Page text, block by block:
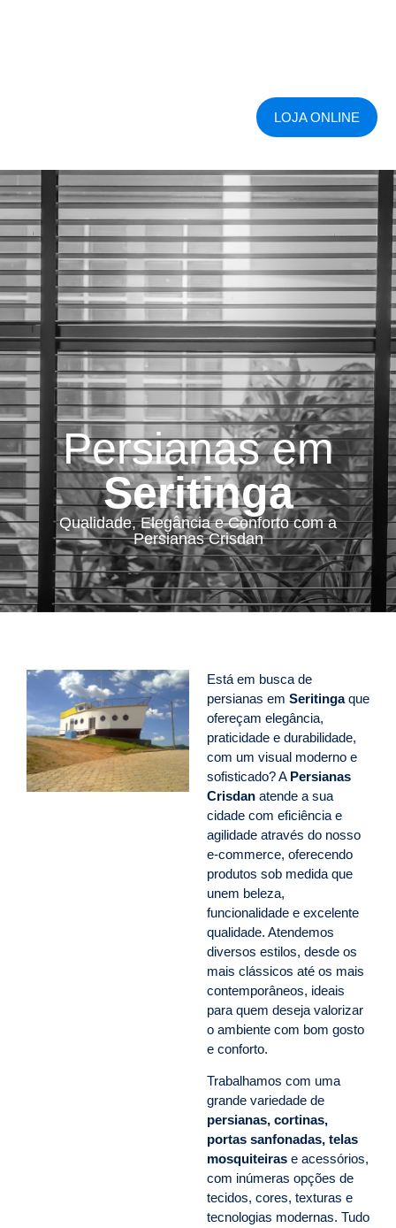
LOJA ONLINE
Persianas em
Seritinga
Qualidade, Elegância e Conforto com a
Persianas Crisdan
Está em busca de
persianas em Seritingaque
ofereçam elegância,
praticidade e durabilidade,
com um visual moderno e
sofisticado? A Persianas
Crisdan atende a sua
cidade com eficiência e
agilidade através do nosso
e-commerce, oferecendo
produtos sob medida que
unem beleza,
funcionalidade e excelente
qualidade. Atendemos
diversos estilos, desde os
mais clássicos até os mais
contemporâneos, ideais
para quem deseja valorizar
o ambiente com bom gosto
e conforto.
Trabalhamos com uma
grande variedade de
persianas, cortinas,
portas sanfonadas, telas
mosquiteiras e acessórios,
com inúmeras opções de
tecidos, cores, texturas e
tecnologias modernas. Tudo